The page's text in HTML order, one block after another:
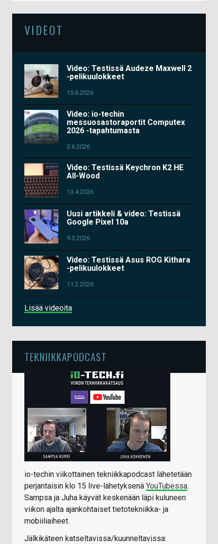
VIDEOT
Video: Testissä Audeze Maxwell 2
-pelikuulokkeet
15.6.2026
Video: io-techin
messuosastoraportit Computex
2026 -tapahtumasta
3.6.2026
Video: Testissä Keychron K2 HE
All-Wood
13.4.2026
Uusi artikkeli & video: Testissä
Google Pixel 10a
9.3.2026
Video: Testissä Asus ROG Kithara
-pelikuulokkeet
11.2.2026
Lisää videoita
TEKNIIKKAPODCAST
io-techin viikottainen tekniikkapodcast lähetetään
perjantaisin klo 15 live-lähetyksenä YouTubessa.
Sampsa ja Juha käyvät keskenään läpi kuluneen
viikon ajalta ajankohtaiset tietotekniikka- ja
mobiiliaiheet.
Jälkikäteen katseltavissa/kuunneltavissa: